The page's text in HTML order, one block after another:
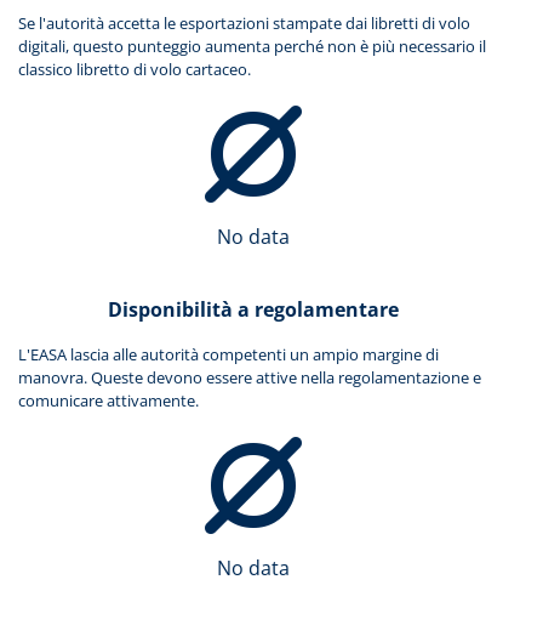
Se l'autorità accetta le esportazioni stampate dai libretti di volo
digitali, questo punteggio aumenta perché non è più necessario il
classico libretto di volo cartaceo.
No data
Disponibilità a regolamentare
L'EASA lascia alle autorità competenti un ampio margine di
manovra. Queste devono essere attive nella regolamentazione e
comunicare attivamente.
No data